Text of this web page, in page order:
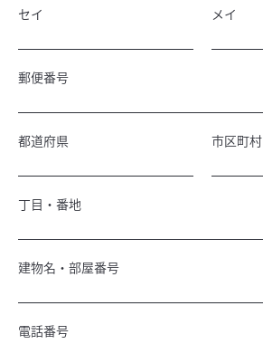
セイ メイ
郵便番号
都道府県 市区町村
丁目・番地
建物名・部屋番号
電話番号